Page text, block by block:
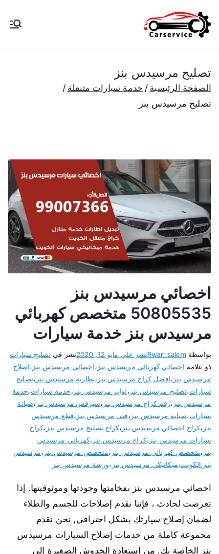
إلى
المحتوى
بنشر متنقل الكويت كهرباء وبنشر تبديل
بارخص الاسعار
تصليح مرسيدس بنز
الصفحة الرئيسية
خدمة سيارات متنقلة
تصليح مرسيدس بنز
اخصائي مرسيدس بنز
50805535 متخصص كهربائي
مرسيدس بنز خدمة سيارات
بواسطة Rwan salemنشر على مايو 12, 2020 نشر فيتصليح سيارات
ذو علامة اخصائي كهربائي مرسيدس بنز ،اخصائي مرسيدس بنز ،اصلاح
مرسيدس بنز ،افضل كراج مرسيدس بنز ،بطارية مرسيدس بنز ،تصليح
سيارات،تصليح مرسيدس بنز ،تواير مرسيدس بنز ،خدمة سيارات،خدمة
مرسيدس بنز ،رقم كراج مرسيدس بنز ،سيرفس مرسيدس بنز ،صيانة
سيارات،صيانة مرسيدس بنز ،فني مرسيدس بنز ،قطع مرسيدس
بنز ،كراج اخصائي مرسيدس بنز ،كراج تصليح مرسيدس بنز ،كراج
سيارات مرسيدس بنز ،كراج مرسيدس بنز ،كهربائي مرسيدس
بنز ،متخصص كهربائي مرسيدس بنز ،متخصص مرسيدس بنز ،مرسيدس
بنز الكويت،ميكانيكي مرسيدس بنز ،ورشة مرسيدس بنز
اخصائي مرسيدس بنز بفخامتها وجودتها وموثوقيتها. إذا
تعرضت لحادث ، فإننا نقدم إصلاحات للجسم والطلاء
لضمان إصلاح سيارتك بشكل احترافي, نحن نقدم
مجموعة كاملة من خدمات إصلاح السيارات مرسيدس
بنز الخاصة بك. من استعادة الخدوش الصغيرة إلى